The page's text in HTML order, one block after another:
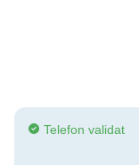
Telefon validat